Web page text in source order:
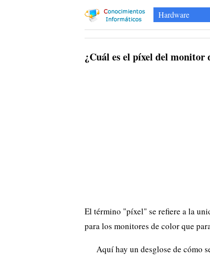
Hardware
¿Cuál es el píxel del monitor
El término "píxel" se refiere a la
para los monitores de color que
Aquí hay un desglose de cómo